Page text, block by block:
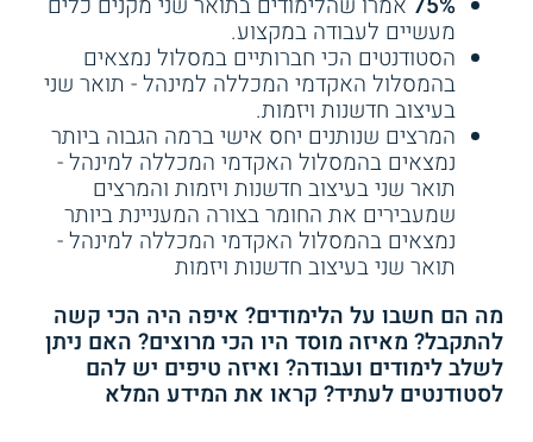
מעשיים לעבודה במקצוע.
הסטודנטים הכי חברותיים במסלול נמצאים
בהמסלול האקדמי המכללה למינהל - תואר שני
בעיצוב חדשנות ויזמות.
המרצים שנותנים יחס אישי ברמה הגבוה ביותר
נמצאים בהמסלול האקדמי המכללה למינהל -
תואר שני בעיצוב חדשנות ויזמות והמרצים
שמעבירים את החומר בצורה המעניינת ביותר
נמצאים בהמסלול האקדמי המכללה למינהל -
תואר שני בעיצוב חדשנות ויזמות
מה הם חשבו על הלימודים? איפה היה הכי קשה
להתקבל? מאיזה מוסד היו הכי מרוצים? האם ניתן
לשלב לימודים ועבודה? ואיזה טיפים יש להם
לסטודנטים לעתיד? קראו את המידע המלא